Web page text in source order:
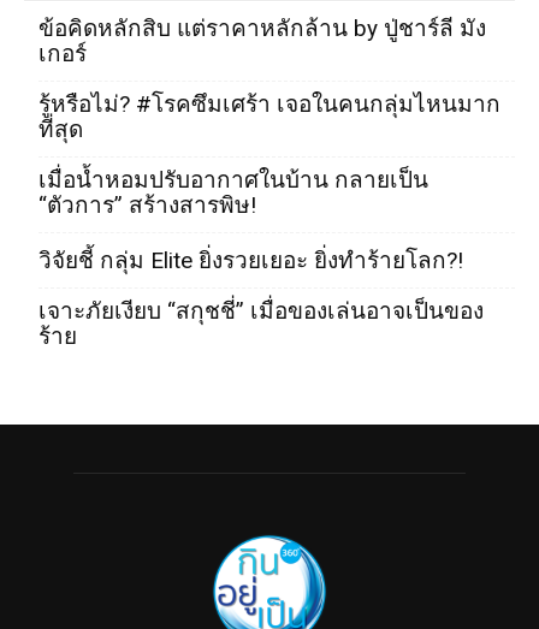
ข้อคิดหลักสิบ แต่ราคาหลักล้าน by ปู่ชาร์ลี มัง
เกอร์
รู้หรือไม่? #โรคซึมเศร้า เจอในคนกลุ่มไหนมาก
ที่สุด
เมื่อน้ำหอมปรับอากาศในบ้าน กลายเป็น
“ตัวการ” สร้างสารพิษ!
วิจัยชี้ กลุ่ม Elite ยิ่งรวยเยอะ ยิ่งทำร้ายโลก?!
เจาะภัยเงียบ “สกุชชี่” เมื่อของเล่นอาจเป็นของ
ร้าย